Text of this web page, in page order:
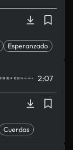
Esperanzado
2:07
Cuerdas